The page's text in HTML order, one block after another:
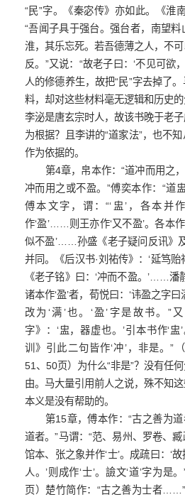
“民”字。《秦宓传》亦如此。《淮
“吾闻子具于强台。强台者，南望
淮，其乐忘死。若吾德薄之人，不
反。”又说：“故老子曰：‘不见可欲
人的修德养生，故把“民”字去掉了
料，却对这些材料毫无逻辑和历史的
李泌是唐玄宗时人，故该书晚于老
为根据？且李讲的“道家法”，也不
作为依据的。
第4章，帛本作：“道冲而用之
冲而用之或不盈。”傅奕本作：“道
傅本文字，谓：“‘盅’，各本并
作‘盈’……则王亦作‘又不盈’。各本
似不盈’……孙盛《老子疑问反讯》
并同。《后汉书·刘祐传》：‘延笃
《老子铭》曰：‘冲而不盈。’……潘
诸本作‘盈’者，荀悦曰：‘讳盈之字
改为‘满’也。‘盈’字是故书。”
字》：‘盅，器虚也。’引本书作‘
训》引此二句皆作‘冲’，非是。”
51、50页）为什么“非是”？没有任
由。马大量引用前人之说，殊不知
本义是没有帮助的。
第15章，傅本作：“古之善为
道者。”马谓：“范、易州、罗卷、臧
馆本、张之象并作‘士’。成疏曰：‘
人。’则成作‘士’。譣文‘道’字为是
页）楚竹简作：“古之善为士者